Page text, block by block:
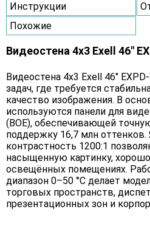
Инструкции
Похожие
Видеостена 4x3 Exell 46"
Видеостена 4х3 Exell 46"
задач, где требуется
качество изображения. В
используются панели для
(BOE), обеспечивающей
поддержку 16,7 млн
контрастность 1200:1
насыщенную картинку,
освещённых помещениях.
диапазон 0–50 °C делает
торговых пространств,
презентационных зон и